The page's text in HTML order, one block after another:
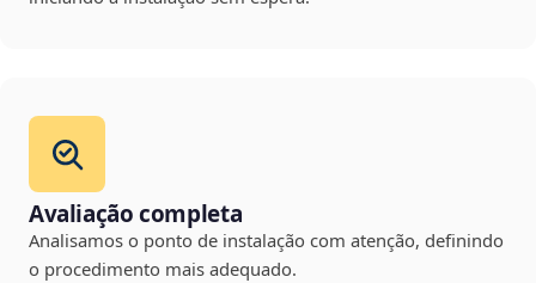
Avaliação completa
Analisamos o ponto de instalação com atenção, definindo
o procedimento mais adequado.